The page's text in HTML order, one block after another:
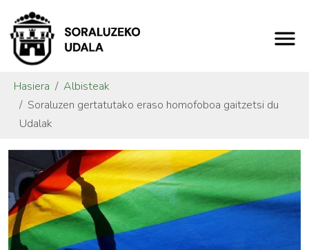
Hasiera
Albisteak
Soraluzen gertatutako eraso homofoboa gaitzetsi du
Udalak